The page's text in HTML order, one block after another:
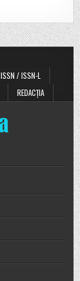
ISSN / ISSN-L
REDACȚIA